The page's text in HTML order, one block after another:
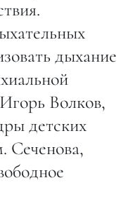
дыхание
Волков,
детских
Сеченова,